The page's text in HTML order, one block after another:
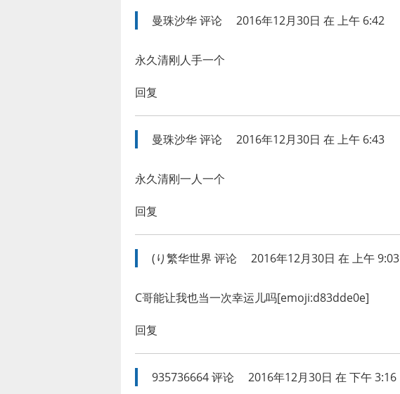
曼珠沙华评论 2016年12月30日 在 上午 6:42
永久清刚人手一个
回复
曼珠沙华评论 2016年12月30日 在 上午 6:43
永久清刚一人一个
回复
(り繁华世界 评论 2016年12月30日 在 上午 9:03
C哥能让我也当一次幸运儿吗[emoji:d83dde0e]
回复
935736664评论 2016年12月30日 在 下午 3:16